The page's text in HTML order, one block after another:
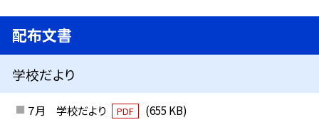
配布文書
学校だより
７月 学校だより PDF
(655 KB)